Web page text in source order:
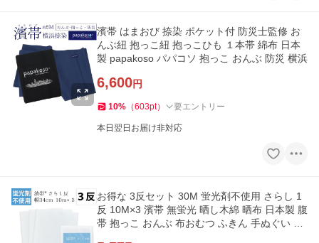
濱帯 はまおび 捺染 ポケット付 防災士監修 お
んぶ紐 抱っこ紐 抱っこひも １本帯 綿布 日本
製 papakoso パパコソ 抱っこ おんぶ 防災 横浜
6,600円
10% （603pt） 要エントリー
本日翌日お届け非対応
お得な 3反セット 30M 蛍光剤不使用 さらし 1
反 10M×3 濱帯 無蛍光 晒し木綿 晒布 日本製 腹
帯 抱っこ おんぶ 布おむつ ふきん 手ぬぐい マ